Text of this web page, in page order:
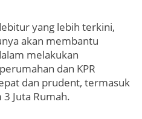
yang lebih terkini,
akan membantu
melakukan
dan KPR
dan prudent, termasuk
Juta Rumah.